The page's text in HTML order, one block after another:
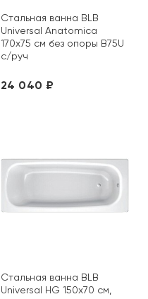
Стальная ванна BLB
Universal Anatomica
170х75 см без опоры B75U
с/руч
24 040 ₽
Стальная ванна BLB
Universal HG 150х70 см,